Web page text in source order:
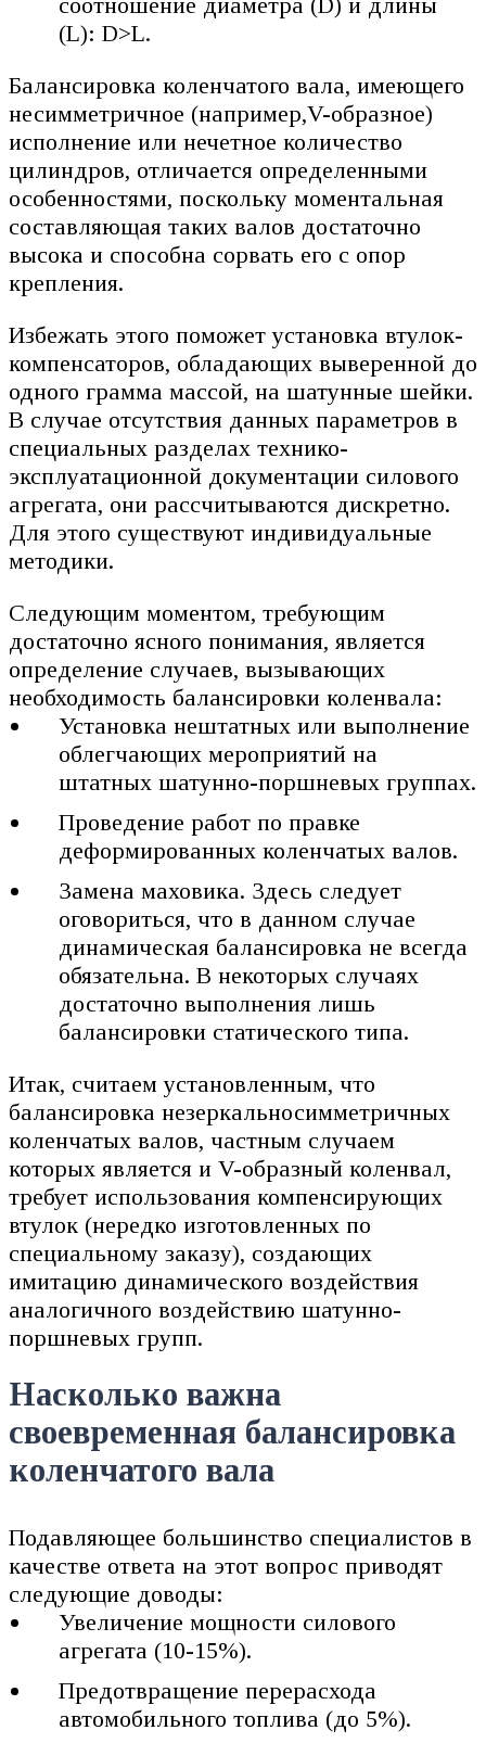
(L): D>L.
Балансировка коленчатого вала, имеющего
несимметричное (например,V-образное)
исполнение или нечетное количество
цилиндров, отличается определенными
особенностями, поскольку моментальная
составляющая таких валов достаточно
высока и способна сорвать его с опор
крепления.
Избежать этого поможет установка втулок-
компенсаторов, обладающих выверенной до
одного грамма массой, на шатунные шейки.
В случае отсутствия данных параметров в
специальных разделах технико-
эксплуатационной документации силового
агрегата, они рассчитываются дискретно.
Для этого существуют индивидуальные
методики.
Следующим моментом, требующим
достаточно ясного понимания, является
определение случаев, вызывающих
необходимость балансировки коленвала:
Установка нештатных или выполнение
облегчающих мероприятий на
штатных шатунно-поршневых группах.
Проведение работ по правке
деформированных коленчатых валов.
Замена маховика. Здесь следует
оговориться, что в данном случае
динамическая балансировка не всегда
обязательна. В некоторых случаях
достаточно выполнения лишь
балансировки статического типа.
Итак, считаем установленным, что
балансировка незеркальносимметричных
коленчатых валов, частным случаем
которых является и V-образный коленвал,
требует использования компенсирующих
втулок (нередко изготовленных по
специальному заказу), создающих
имитацию динамического воздействия
аналогичного воздействию шатунно-
поршневых групп.
Насколько важна
своевременная балансировка
коленчатого вала
Подавляющее большинство специалистов в
качестве ответа на этот вопрос приводят
следующие доводы:
Увеличение мощности силового
агрегата (10-15%).
Предотвращение перерасхода
автомобильного топлива (до 5%).